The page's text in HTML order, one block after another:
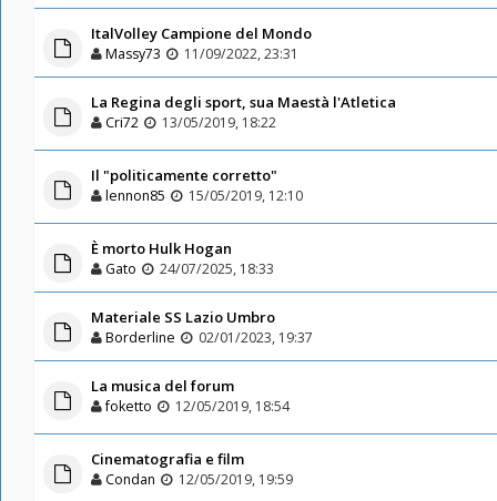
ItalVolley Campione del Mondo
Massy73 11/09/2022, 23:31
La Regina degli sport, sua Maestà l'Atletica
Cri72 13/05/2019, 18:22
Il "politicamente corretto"
lennon85 15/05/2019, 12:10
È morto Hulk Hogan
Gato 24/07/2025, 18:33
Materiale SS Lazio Umbro
Borderline 02/01/2023, 19:37
La musica del forum
foketto 12/05/2019, 18:54
Cinematografia e film
Condan 12/05/2019, 19:59